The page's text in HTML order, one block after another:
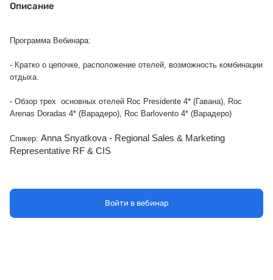
Описание
Программа Вебинара:
- Кратко о цепочке, расположение отелей, возможность комбинации
отдыха.
- Обзор трех основных отелей Roc Presidente 4* (Гавана), Roc
Arenas Doradas 4* (Варадеро), Roc Barlovento 4* (Варадеро)
Спикер: Anna Snyatkova - Regional Sales & Marketing
Representative RF & CIS
Войти в вебинар